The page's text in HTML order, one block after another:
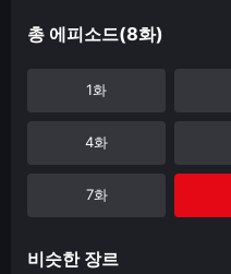
총 에피소드(8화)
1화
4화
7화
비슷한 장르